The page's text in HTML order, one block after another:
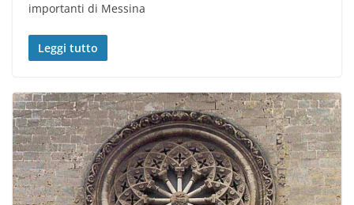
importanti di Messina
Leggi tutto